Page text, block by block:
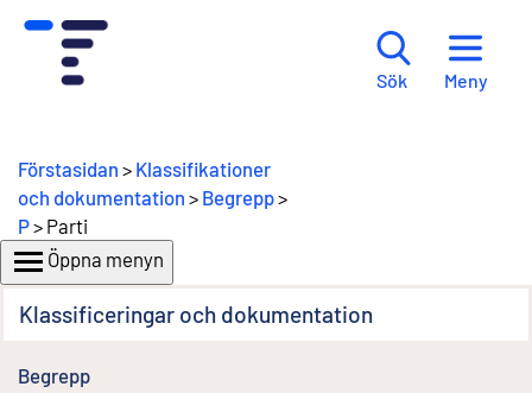
Sök Meny
Förstasidan > Klassifikationer
och dokumentation > Begrepp>
P> Parti
Öppna menyn
Klassificeringar och dokumentation
Begrepp